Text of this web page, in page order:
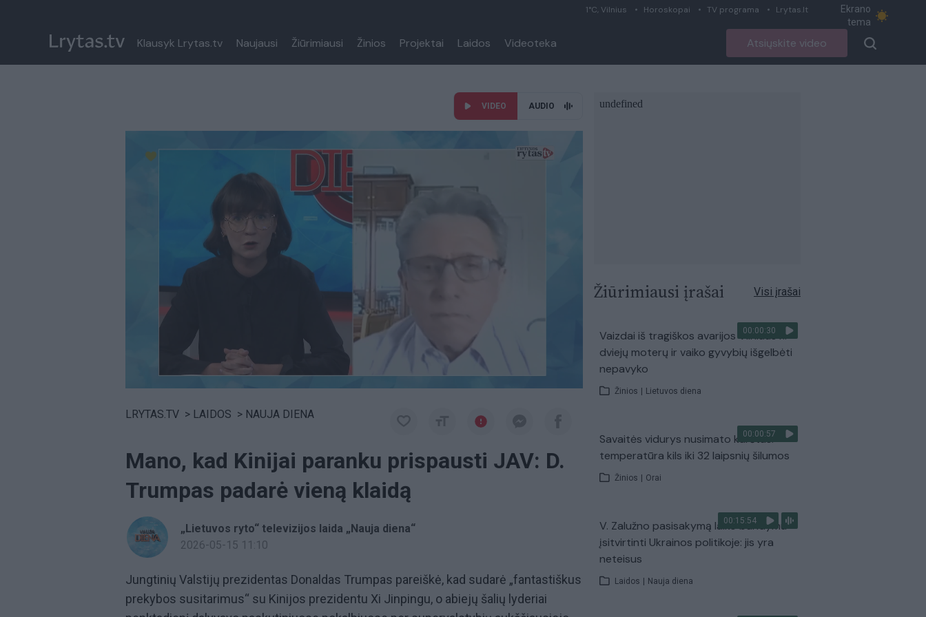
1°C, Vilnius Horoskopai TV programa Lrytas.lt
Ekrano
tema
Klausyk Lrytas.tv Naujausi Žiūrimiausi Žinios Projektai Laidos Videoteka Atsiųskite video
VIDEO AUDIO
LRYTAS.TV > LAIDOS > NAUJA DIENA
Mano, kad Kinijai paranku prispausti JAV: D.
Trumpas padarė vieną klaidą
„Lietuvos ryto“ televizijos laida „Nauja diena“
2026-05-15 11:10
Jungtinių Valstijų prezidentas Donaldas Trumpas pareiškė, kad sudarė „fantastiškus
prekybos susitarimus“ su Kinijos prezidentu Xi Jinpingu, o abiejų šalių lyderiai
Žiūrimiausi įrašai Visi įrašai
00:00:30
Vaizdai iš tragiškos avarijos Vilniaus r.:
dviejų moterų ir vaiko gyvybių išgelbėti
nepavyko
Žinios Lietuvos diena
00:00:57
Savaitės vidurys nusimato karštas:
temperatūra kils iki 32 laipsnių šilumos
Žinios Orai
00:15:54
V. Zalužno pasisakymą laiko bandymu
įsitvirtinti Ukrainos politikoje: jis yra
neteisus
Laidos Nauja diena